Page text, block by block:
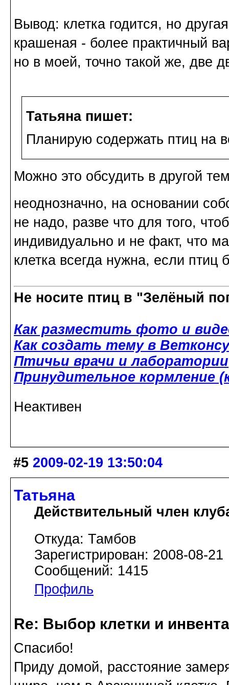
Вывод: клетка годится, но
крашеная - более практичный
но в моей, точно такой же, две
Татьяна пишет:
Планирую содержать птиц на
Можно это обсудить в другой
неоднозначно, на основании
не надо, разве что для того,
индивидуально и не факт, что
клетка всегда нужна, если птиц
Не носите птиц в "Зелёный
Как разместить фото и
Как создать тему в
Птичьи врачи и лаборатории
Принудительное кормление
Неактивен
#5 2009-02-19 13:50:04
Татьяна
Действительный член
Откуда: Тамбов
Зарегистрирован: 2008-08-21
Сообщений: 1415
Профиль
Re: Выбор клетки и
Спасибо!
Приду домой, расстояние